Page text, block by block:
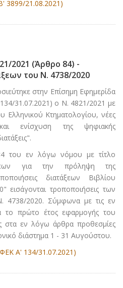
3899/21.08.2021)
2021 (Άρθρο 84) -
του Ν. 4738/2020
στην Επίσημη Εφημερίδα
31.07.2021) ο Ν. 4821/2021 με
Ελληνικού Κτηματολογίου, νέες
ενίσχυση της ψηφιακής
του εν λόγω νόμου με τίτλο
για την πρόληψη της
διατάξεων Βιβλίου
τροποποιήσεις των
4738/2020. Σύμφωνα με τις εν
το πρώτο έτος εφαρμογής του
στα εν λόγω άρθρα προθεσμίες
διάστημα 1 - 31 Αυγούστου.
Α' 134/31.07.2021)